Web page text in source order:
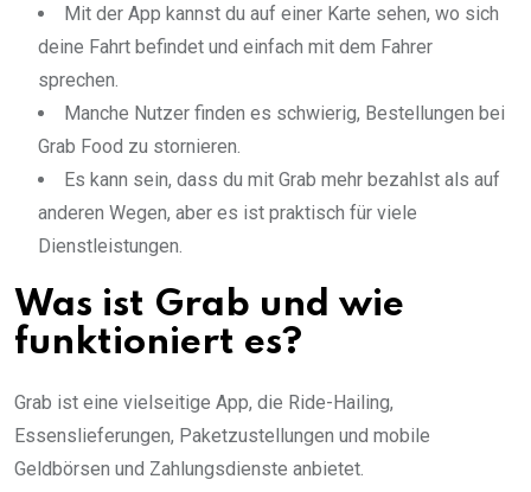
Mit der App kannst du auf einer Karte sehen, wo sich
deine Fahrt befindet und einfach mit dem Fahrer
sprechen.
Manche Nutzer finden es schwierig, Bestellungen bei
Grab Food zu stornieren.
Es kann sein, dass du mit Grab mehr bezahlst als auf
anderen Wegen, aber es ist praktisch für viele
Dienstleistungen.
Was ist Grab und wie
funktioniert es?
Grab ist eine vielseitige App, die Ride-Hailing,
Essenslieferungen, Paketzustellungen und mobile
Geldbörsen und Zahlungsdienste anbietet.